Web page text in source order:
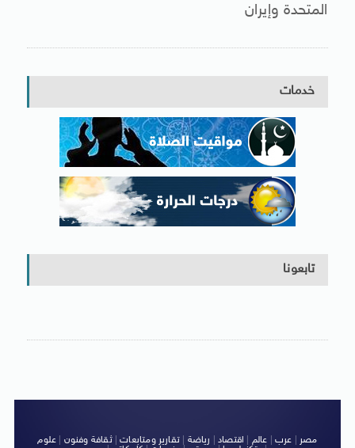
المتحدة وإيران
خدمات
تابعونا
مصر عرب عالم اقتصاد رياضة |تقارير ومتابعات|ثقافة وفنون
علوم